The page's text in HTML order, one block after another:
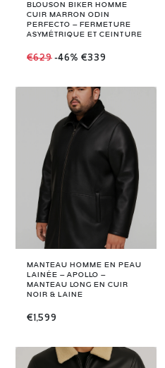
BLOUSON BIKER HOMME
CUIR MARRON ODIN
PERFECTO – FERMETURE
ASYMÉTRIQUE ET CEINTURE
€629 -46% €339
MANTEAU HOMME EN PEAU
LAINÉE – APOLLO –
MANTEAU LONG EN CUIR
NOIR & LAINE
€1,599